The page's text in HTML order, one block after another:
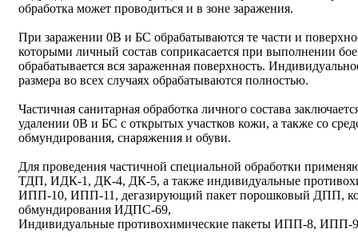
обработка может проводиться и в зоне заражения.
При заражении 0В и БС обрабатываются те части и
которыми личный состав соприкасается при выполнении
обрабатывается вся зараженная поверхность.
размера во всех случаях обрабатываются полностью.
Частичная санитарная обработка личного состава
удалении 0В и БС с открытых участков кожи, а также со
обмундирования, снаряжения и обуви.
Для проведения частичной специальной обработки
ТДП, ИДК-1, ДК-4, ДК-5, а также индивидуальные
ИПП-10, ИПП-11, дегазирующий пакет порошковый ДПП,
обмундирования ИДПС-69,
Индивидуальные противохимические пакеты ИПП-8,